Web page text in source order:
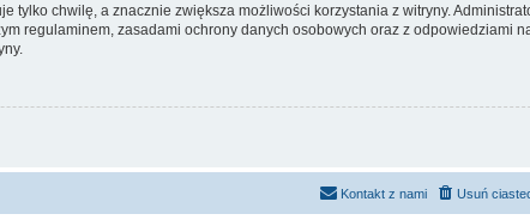
chwilę, a znacznie zwiększa możliwości korzystania z witryny.
regulaminem, zasadami ochrony danych osobowych oraz z odpowiedziami
Usuń
Kontakt z nami